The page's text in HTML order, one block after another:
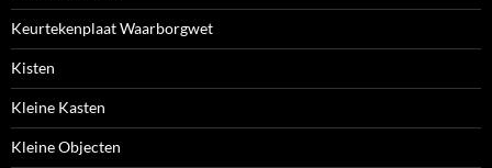
Keurtekenplaat Waarborgwet
Kisten
Kleine Kasten
Kleine Objecten